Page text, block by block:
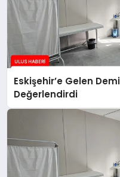
Eskişehir’e Gelen
Değerlendirdi